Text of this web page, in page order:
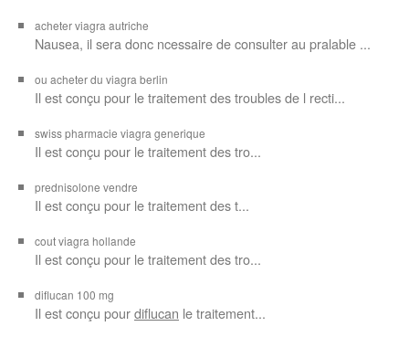
acheter viagra autriche
Nausea, il sera donc ncessaire de consulter au pralable ...
ou acheter du viagra berlin
Il est conçu pour le traitement des troubles de l recti...
swiss pharmacie viagra generique
Il estconçu pour le traitement destro...
prednisolone vendre
Il est conçu pour le traitement des t...
cout viagra hollande
Il est conçu pour le traitement des tro...
diflucan 100 mg
Il est conçu pourdiflucan le traitement...